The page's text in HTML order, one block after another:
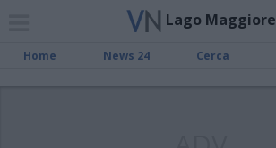
Lago Maggiore
Home News 24 Cerca